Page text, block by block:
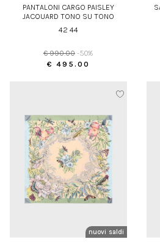
PANTALONI CARGO PAISLEY
JACQUARD TONO SU TONO
42 44
€ 990.00 -50%
€ 495.00
SANDALI CON TACCO KITTEN E
nuovi arrivi
saldi